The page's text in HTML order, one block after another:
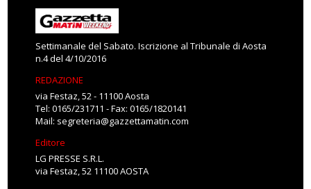
Settimanale del Sabato. Iscrizione al Tribunale di Aosta
n.4 del 4/10/2016
REDAZIONE
via Festaz, 52 - 11100 Aosta
Tel: 0165/231711 - Fax: 0165/1820141
Mail: segreteria@gazzettamatin.com
Editore
LG PRESSE S.R.L.
via Festaz, 52 11100 AOSTA